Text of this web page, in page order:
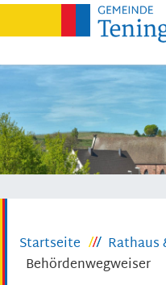
Startseite Rathaus
Behördenwegweiser